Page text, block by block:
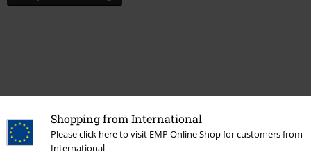
Shopping from International
Please click here to visit EMP Online Shop for customers from
International